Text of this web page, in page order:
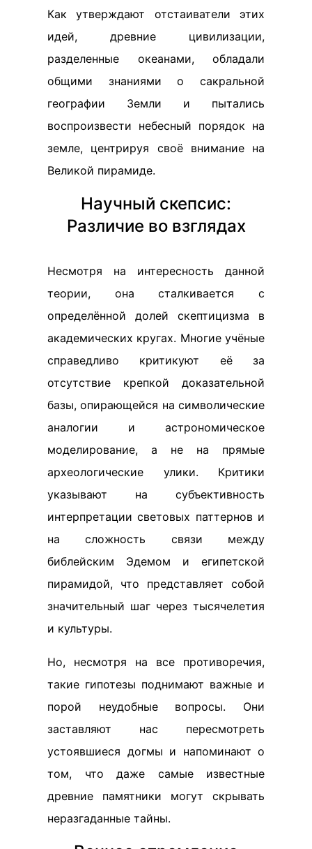
Как утверждают отстаиватели этих
идей, древние цивилизации,
разделенные океанами, обладали
общими знаниями о сакральной
географии Земли и пытались
воспроизвести небесный порядок на
земле, центрируя своё внимание на
Великой пирамиде.
Научный скепсис:
Различие во взглядах
Несмотря на интересность данной
теории, она сталкивается с
определённой долей скептицизма в
академических кругах. Многие учёные
справедливо критикуют её за
отсутствие крепкой доказательной
базы, опирающейся на символические
аналогии и астрономическое
моделирование, а не на прямые
археологические улики. Критики
указывают на субъективность
интерпретации световых паттернов и
на сложность связи между
библейским Эдемом и египетской
пирамидой, что представляет собой
значительный шаг через тысячелетия
и культуры.
Но, несмотря на все противоречия,
такие гипотезы поднимают важные и
порой неудобные вопросы. Они
заставляют нас пересмотреть
устоявшиеся догмы и напоминают о
том, что даже самые известные
древние памятники могут скрывать
неразгаданные тайны.